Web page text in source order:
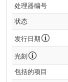
处理器编号
状态
发行日期
光刻
包括的项目